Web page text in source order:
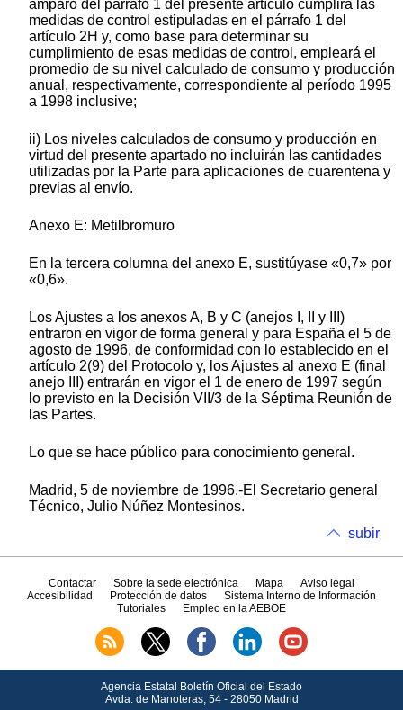
amparo del párrafo 1 del presente artículo cumplirá las
medidas de control estipuladas en el párrafo 1 del
artículo 2H y, como base para determinar su
cumplimiento de esas medidas de control, empleará el
promedio de su nivel calculado de consumo y producción
anual, respectivamente, correspondiente al período 1995
a 1998 inclusive;
ii) Los niveles calculados de consumo y producción en
virtud del presente apartado no incluirán las cantidades
utilizadas por la Parte para aplicaciones de cuarentena y
previas al envío.
Anexo E: Metilbromuro
En la tercera columna del anexo E, sustitúyase «0,7» por
«0,6».
Los Ajustes a los anexos A, B y C (anejos I, II y III)
entraron en vigor de forma general y para España el 5 de
agosto de 1996, de conformidad con lo establecido en el
artículo 2(9) del Protocolo y, los Ajustes al anexo E (final
anejo III) entrarán en vigor el 1 de enero de 1997 según
lo previsto en la Decisión VII/3 de la Séptima Reunión de
las Partes.
Lo que se hace público para conocimiento general.
Madrid, 5 de noviembre de 1996.-El Secretario general
Técnico, Julio Núñez Montesinos.
subir
Contactar Sobre la sede electrónica Mapa
Aviso legal
Accesibilidad
Protección de datos
Sistema Interno de Información
Tutoriales
Empleo en la AEBOE
Agencia Estatal Boletín Oficial del Estado
Avda.de Manoteras, 54 - 28050 Madrid